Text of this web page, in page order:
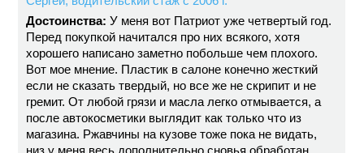
Достоинства: У меня вот Патриот уже четвертый год.
Перед покупкой начитался про них всякого, хотя
хорошего написано заметно побольше чем плохого.
Вот мое мнение. Пластик в салоне конечно жесткий
если не сказать твердый, но все же не скрипит и не
гремит. От любой грязи и масла легко отмывается, а
после автокосметики выглядит как только что из
магазина. Ржавчины на кузове тоже пока не видать,
низ у меня весь дополнительно сновья обработан